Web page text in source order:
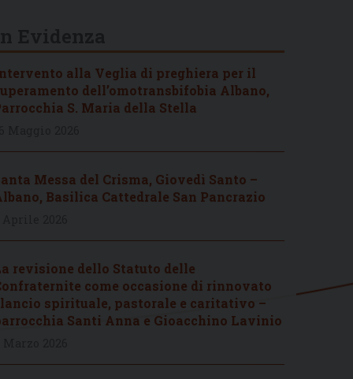
alla Veglia di preghiera per il
dell’omotransbifobia Albano,
S. Maria della Stella
Messa del Crisma, Giovedì Santo –
Basilica Cattedrale San Pancrazio
revisione dello Statuto delle
come occasione di rinnovato
spirituale, pastorale e caritativo –
Santi Anna e Gioacchino Lavinio